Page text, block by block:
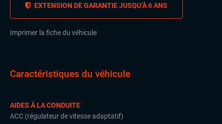
EXTENSION DE GARANTIE JUSQU’À 6 ANS
Imprimer la fiche du véhicule
Caractéristiques du véhicule
AIDES À LA CONDUITE
ACC (régulateur de vitesse adaptatif)